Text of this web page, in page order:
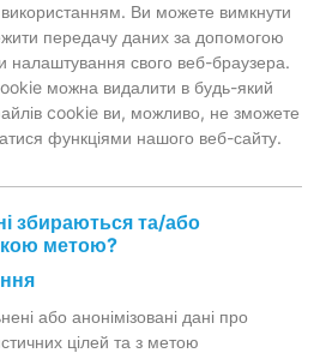
Ви можете вимкнути
передачу даних за допомогою
налаштування свого веб-браузера.
можна видалити в будь-який
cookie ви, можливо, не зможете
функціями нашого веб-сайту.
збираються та/або
метою?
або анонімізовані дані про
цілей та з метою